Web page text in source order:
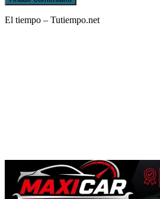
El tiempo – Tutiempo.net